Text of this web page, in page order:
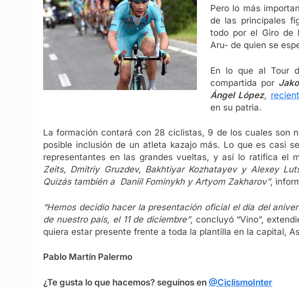
Pero lo más
de las principales
todo por el Giro de
Aru- de quien se
En lo que al Tour
compartida por
Ángel López,
en su patria.
La formación contará con 28 ciclistas, 9 de los cuales son
posible inclusión de un atleta kazajo más. Lo que es casi
representantes en las grandes vueltas, y así lo ratifica el
Zeits, Dmitriy Gruzdev, Bakhtiyar Kozhatayev y Alexey
Quizás también a Daniil Fominykh y Artyom Zakharov”,
“Hemos decidio hacer la presentación oficial el día del
de nuestro país, el 11 de diciembre”, concluyó “Vino”,
quiera estar presente frente a toda la plantilla en la capital,
Pablo Martín Palermo
¿Te gusta lo que hacemos? seguínos en @CiclismoInter